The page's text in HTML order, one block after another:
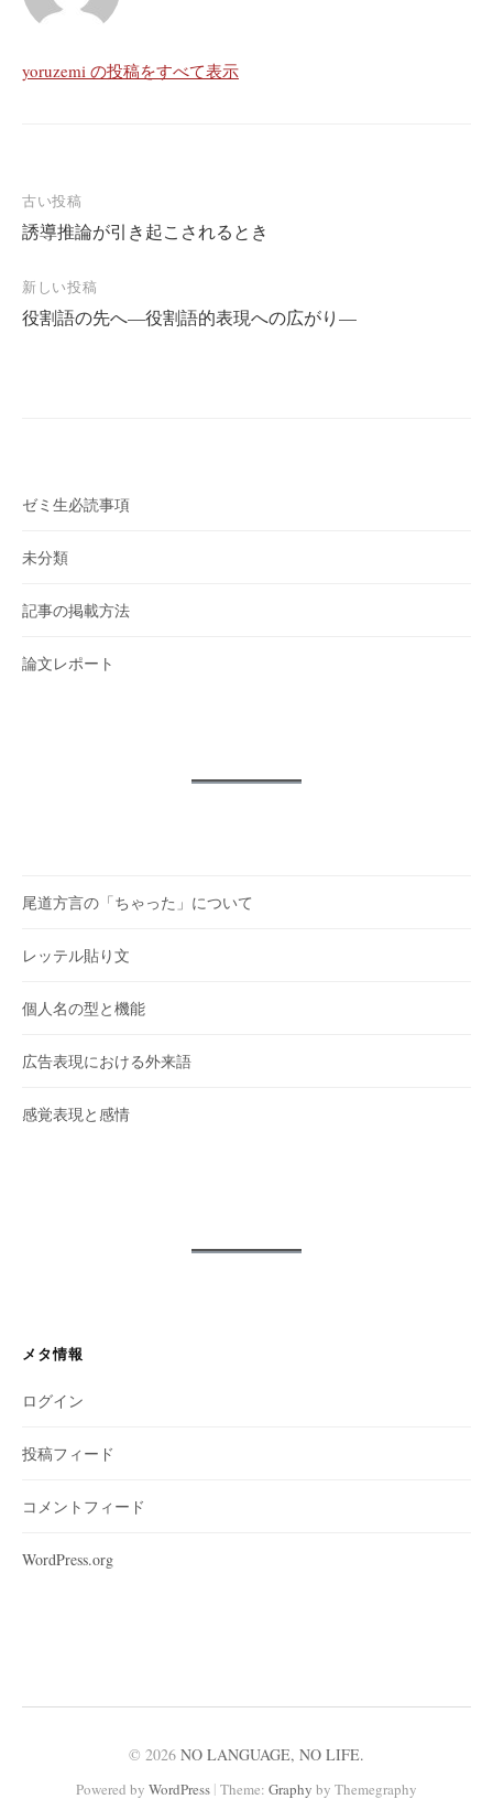
yoruzemi の投稿をすべて表示
投
稿
ナ
ビ
ゲ
古い投稿
誘導推論が引き起こされるとき
新しい投稿
役割語の先へ—役割語的表現への広がり—
ゼミ生必読事項
未分類
記事の掲載方法
論文レポート
尾道方言の「ちゃった」について
レッテル貼り文
個人名の型と機能
広告表現における外来語
感覚表現と感情
メタ情報
ログイン
投稿フィード
コメントフィード
WordPress.org
© 2026 NO LANGUAGE, NO LIFE.
Powered by WordPress | Theme: Graphy by Themegraphy